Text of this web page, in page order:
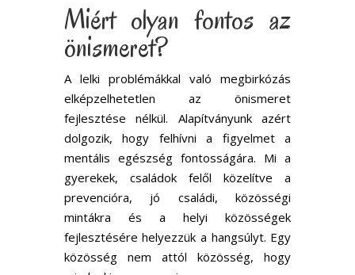
Miért olyan fontos az
önismeret?
A lelki problémákkal való megbirkózás
elképzelhetetlen az önismeret
fejlesztése nélkül. Alapítványunk azért
dolgozik, hogy felhívni a figyelmet a
mentális egészség fontosságára. Mi a
gyerekek, családok felől közelítve a
prevencióra, jó családi, közösségi
mintákra és a helyi közösségek
fejlesztésére helyezzük a hangsúlyt. Egy
közösség nem attól közösség, hogy